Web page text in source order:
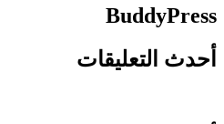
BuddyPress
أحدث التعليقات